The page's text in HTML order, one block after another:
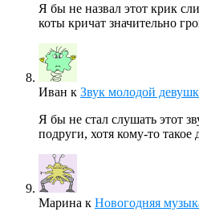
Я бы не назвал этот крик
коты кричат значительно
Иван к Звук молодой
Я бы не стал слушать этот
подруги, хотя кому-то такое
Марина к Новогодняя